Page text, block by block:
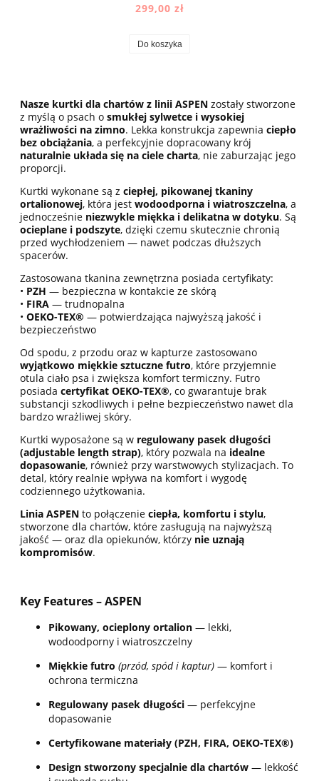
299,00 zł
Do koszyka
Nasze kurtki dla chartów z linii ASPEN zostały stworzone
z myślą o psach o smukłej sylwetce i wysokiej
wrażliwości na zimno. Lekka konstrukcja zapewnia ciepło
bez obciążania, a perfekcyjnie dopracowany krój
naturalnie układa się na ciele charta, nie zaburzając jego
proporcji.
Kurtki wykonane są z ciepłej, pikowanej tkaniny
ortalionowej, która jest wodoodporna i wiatroszczelna, a
jednocześnie niezwykle miękka i delikatna w dotyku. Są
ocieplane i podszyte, dzięki czemu skutecznie chronią
przed wychłodzeniem — nawet podczas dłuższych
spacerów.
Zastosowana tkanina zewnętrzna posiada certyfikaty:
• PZH — bezpieczna w kontakcie ze skórą
• FIRA — trudnopalna
• OEKO-TEX® — potwierdzająca najwyższą jakość i
bezpieczeństwo
Od spodu, z przodu oraz w kapturze zastosowano
wyjątkowo miękkie sztuczne futro, które przyjemnie
otula ciało psa i zwiększa komfort termiczny. Futro
posiada certyfikat OEKO-TEX®, co gwarantuje brak
substancji szkodliwych i pełne bezpieczeństwo nawet dla
bardzo wrażliwej skóry.
Kurtki wyposażone są w regulowany pasek długości
(adjustable length strap), który pozwala na idealne
dopasowanie, również przy warstwowych stylizacjach. To
detal, który realnie wpływa na komfort i wygodę
codziennego użytkowania.
Linia ASPEN to połączenie ciepła, komfortu i stylu,
stworzone dla chartów, które zasługują na najwyższą
jakość — oraz dla opiekunów, którzy nie uznają
kompromisów.
Key Features – ASPEN
Pikowany, ocieplony ortalion — lekki,
wodoodporny i wiatroszczelny
Miękkie futro (przód, spód i kaptur) — komfort i
ochrona termiczna
Regulowany pasek długości — perfekcyjne
dopasowanie
Certyfikowane materiały (PZH, FIRA, OEKO-TEX®)
Design stworzony specjalnie dla chartów — lekkość